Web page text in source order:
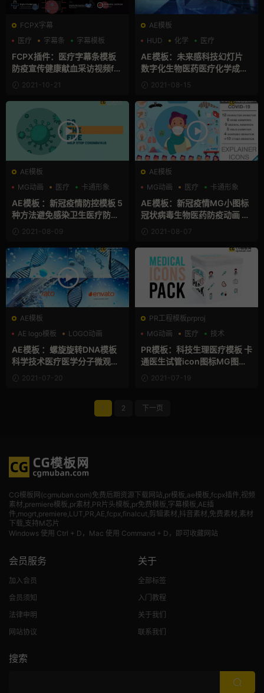
FCPX字幕
医疗
字幕条 字幕模板
FCPX插件：医疗字幕条模板
防疫宣传健康献血采访视频fc
px人物产品展示介绍 Medical
Titles and Lower Thirds
2021-10-21
AE模板
HUD
化学 医疗
AE模板：未来感科技幻灯片
数字化生物医药医疗化学成果
科普图文展示 Science Slides
how
2021-08-15
AE模板
MG动画
医疗 卡通形象
AE模板 ：新冠疫情防控模板 5
种方法避免感染卫生医疗防疫
Do The Five - Help To Stop
Viruses
2021-08-09
AE模板
MG动画
医疗 卡通形象
AE模板：新冠疫情MG小图标
冠状病毒生物医药防疫动画 C
orona Virus - Covid-19 Exp
lainer
2021-08-07
AE模板
AE logo模板
LOGO动画
三维
AE模板 ：螺旋旋转DNA模板
科学技术医疗医学分子微观健
康标志展示 Health Logo Rev
2021-07-20
PR工程模板prproj
MG动画
医疗 技术
PR模板：科技生理医疗模板 卡
通医生试管icon图标MG图形
动画模板 Medical Icons Pac
2021-07-19
1 2 下一页
CG模板网(cgmuban.com)免费后期资源下载网站,pr模板,ae模板,fcpx插件,视频
素材,premiere模板,pr素材,PR片头模板,pr免费模板,字幕模板,AE插
件,mogrt,premiere,LUT,PR,AE,fcpx,finalcut,剪辑素材,抖音素材,免费素材,素材
下载,支持M芯片
Windows 使用 Ctrl + D，Mac 使用 Command + D，即可收藏网站
会员服务
加入会员
会员须知
法律申明
网站协议
关于
全部标签
入门教程
关于我们
联系我们
搜索